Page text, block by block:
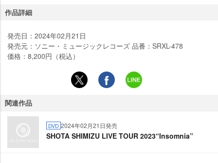
作品詳細
発売日：2024年02月21日
発売元：ソニー・ミュージックレコーズ 品番：SRXL-478
価格：8,200円（税込）
関連作品
DVD 2024年02月21日発売
SHOTA SHIMIZU LIVE TOUR 2023“Insomnia”